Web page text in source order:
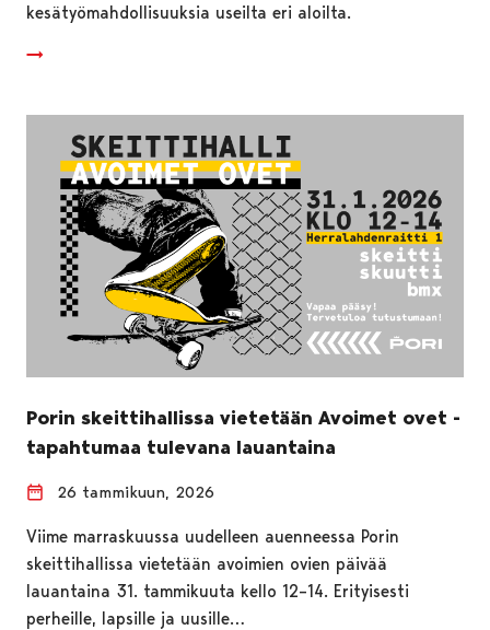
kesätyömahdollisuuksia useilta eri aloilta.
Porin skeittihallissa vietetään Avoimet ovet -
tapahtumaa tulevana lauantaina
26 tammikuun, 2026
Viime marraskuussa uudelleen auenneessa Porin
skeittihallissa vietetään avoimien ovien päivää
lauantaina 31. tammikuuta kello 12–14. Erityisesti
perheille, lapsille ja uusille…